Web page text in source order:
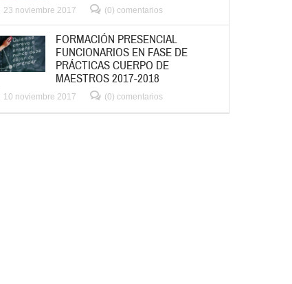
23 noviembre 2017 (0) comentarios
FORMACIÓN PRESENCIAL
FUNCIONARIOS EN FASE DE
PRÁCTICAS CUERPO DE
MAESTROS 2017-2018
10 noviembre 2017 (0) comentarios